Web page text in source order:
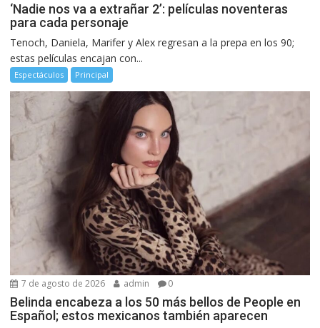
‘Nadie nos va a extrañar 2’: películas noventeras
para cada personaje
Tenoch, Daniela, Marifer y Alex regresan a la prepa en los 90;
estas películas encajan con...
Espectáculos Principal
7 de agosto de 2026 admin 0
Belinda encabeza a los 50 más bellos de People en
Español; estos mexicanos también aparecen